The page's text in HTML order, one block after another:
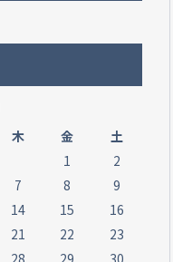
木 金
土
1
2
7 8
9
14 15
16
21 22
23